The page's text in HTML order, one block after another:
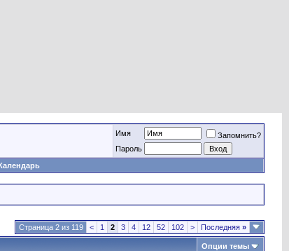
Имя
Запомнить?
Пароль
Страница 2 из 119 < 1 2 3 4 12 52 102 > Последняя »
Опции темы